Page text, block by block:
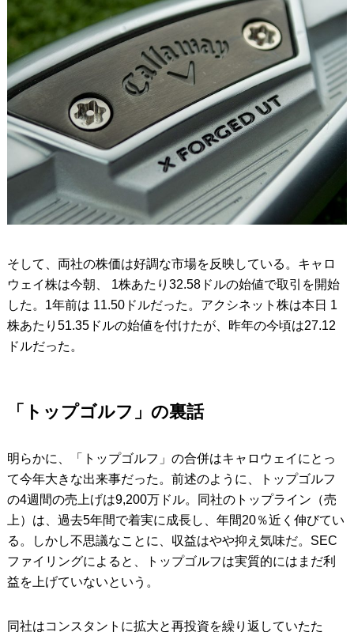
そして、両社の株価は好調な市場を反映している。キャロ
ウェイ株は今朝、 1株あたり32.58ドルの始値で取引を開始
した。1年前は 11.50ドルだった。アクシネット株は本日 1
株あたり51.35ドルの始値を付けたが、昨年の今頃は27.12
ドルだった。
「トップゴルフ」の裏話
明らかに、「トップゴルフ」の合併はキャロウェイにとっ
て今年大きな出来事だった。前述のように、トップゴルフ
の4週間の売上げは9,200万ドル。同社のトップライン（売
上）は、過去5年間で着実に成長し、年間20％近く伸びてい
る。しかし不思議なことに、収益はやや抑え気味だ。SEC
ファイリングによると、トップゴルフは実質的にはまだ利
益を上げていないという。
同社はコンスタントに拡大と再投資を繰り返していたた